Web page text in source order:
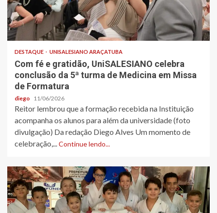
DESTAQUE UNISALESIANO ARAÇATUBA
Com fé e gratidão, UniSALESIANO celebra
conclusão da 5ª turma de Medicina em Missa
de Formatura
diego 11/06/2026
Reitor lembrou que a formação recebida na Instituição
acompanha os alunos para além da universidade (foto
divulgação) Da redação Diego Alves Um momento de
celebração,...Continue lendo...